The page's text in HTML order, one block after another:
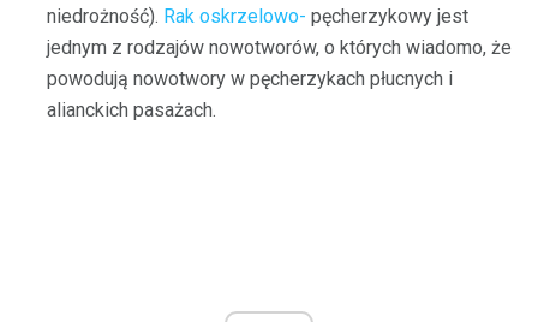
niedrożność). Rak oskrzelowo- pęcherzykowy jest
jednym z rodzajów nowotworów, o których wiadomo, że
powodują nowotwory w pęcherzykach płucnych i
alianckich pasażach.